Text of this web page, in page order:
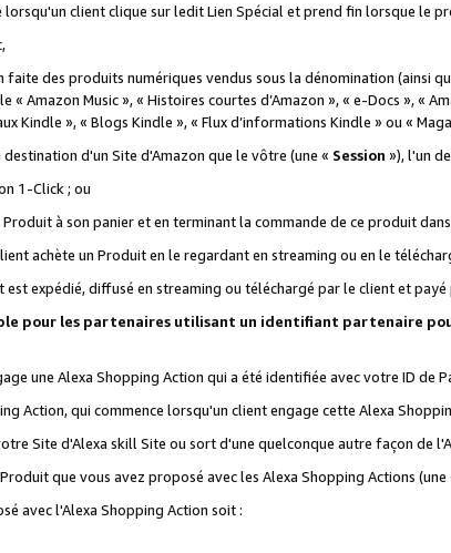
lorsqu'un client clique sur ledit Lien Spécial et prend fin lorsque le
des produits numériques vendus sous la dénomination (ainsi
Amazon Music », « Histoires courtes d’Amazon », « e-Docs », «
Kindle », « Blogs Kindle », « Flux d’informations Kindle » ou «
d'un Site d'Amazon que le vôtre (une « Session »), l'un
1-Click ; ou
à son panier et en terminant la commande de ce produit
achète un Produit en le regardant en streaming ou en le
expédié, diffusé en streaming ou téléchargé par le client et payé
pour les partenaires utilisant un identifiant partenaire
une Alexa Shopping Action qui a été identifiée avec votre ID de
Action, qui commence lorsqu'un client engage cette Alexa
Site d'Alexa skill Site ou sort d'une quelconque autre façon de
que vous avez proposé avec les Alexa Shopping Actions (une
avec l'Alexa Shopping Action soit :